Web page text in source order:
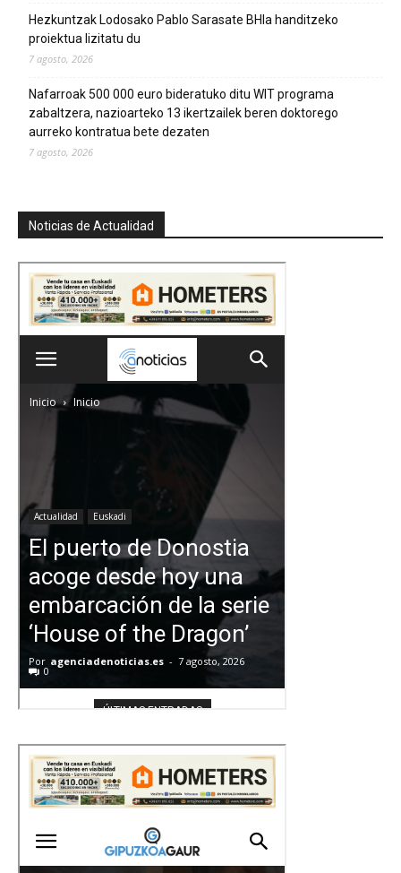
Hezkuntzak Lodosako Pablo Sarasate BHIa handitzeko
proiektua lizitatu du
7 agosto, 2026
Nafarroak 500 000 euro bideratuko ditu WIT programa
zabaltzera, nazioarteko 13 ikertzailek beren doktorego
aurreko kontratua bete dezaten
7 agosto, 2026
Noticias de Actualidad